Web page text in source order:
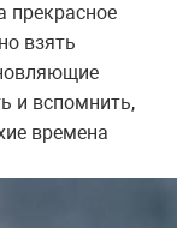
прекрасное
взять
и вспомнить,
времена